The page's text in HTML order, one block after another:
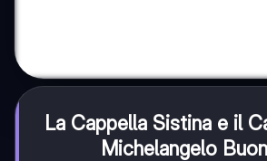
La Cappella Sistina e il
Michelangelo